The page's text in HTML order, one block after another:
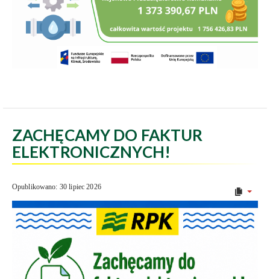
ZACHĘCAMY DO FAKTUR
ELEKTRONICZNYCH!
Opublikowano: 30 lipiec 2026